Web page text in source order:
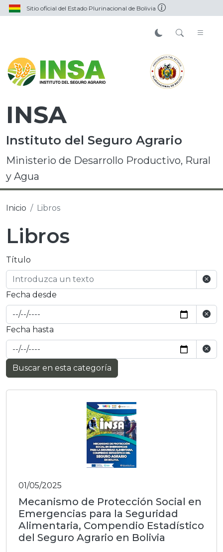
Sitio oficial del Estado Plurinacional de Bolivia
INSA
Instituto del Seguro Agrario
Ministerio de Desarrollo Productivo, Rural
y Agua
Inicio Libros
Libros
Título
Fecha desde
Fecha hasta
Buscar en esta categoría
01/05/2025
Mecanismo de Protección Social en
Emergencias para la Seguridad
Alimentaria, Compendio Estadístico
del Seguro Agrario en Bolivia